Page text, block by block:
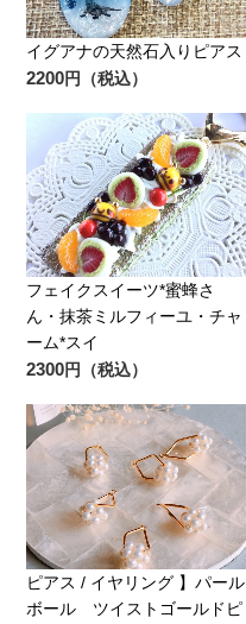
イグアナの天然石入りピアス
2200円（税込）
フェイクスイーツ*蜜蜂さ
ん・抹茶ミルフィーユ・チャ
ーム*スイ
2300円（税込）
ピアス / イヤリング 】パール
ボール ツイストゴールドピ